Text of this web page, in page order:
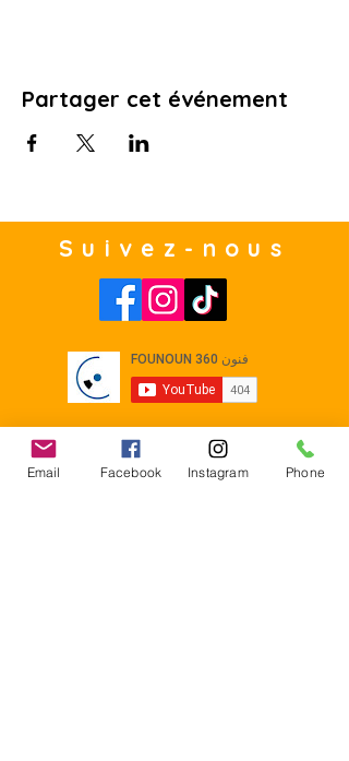
Partager cet événement
Suivez-nous
Email Facebook Instagram Phone